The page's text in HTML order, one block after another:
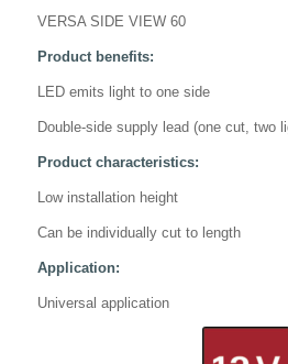
VERSA SIDE VIEW 60
Product benefits:
LED emits light to one side
Double-side supply lead (one cut, two
Product characteristics:
Low installation height
Can be individually cut to length
Application:
Universal application